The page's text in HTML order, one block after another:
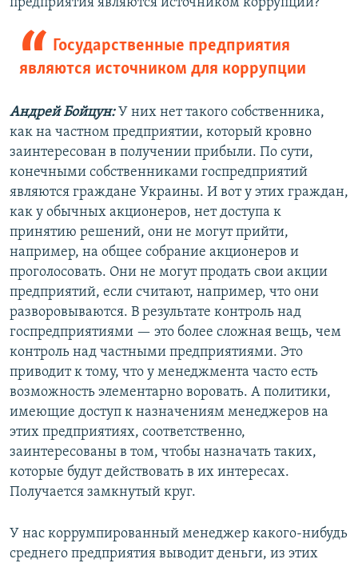
предприятия являются источником коррупции?
Государственные предприятия
являются источником для коррупции
Андрей Бойцун:У них нет такого собственника,
как на частном предприятии, который кровно
заинтересован в получении прибыли. По сути,
конечными собственниками госпредприятий
являются граждане Украины. И вот у этих граждан,
как у обычных акционеров, нет доступа к
принятию решений, они не могут прийти,
например, на общее собрание акционеров и
проголосовать. Они не могут продать свои акции
предприятий, если считают, например, что они
разворовываются. В результате контроль над
госпредприятиями — это более сложная вещь, чем
контроль над частными предприятиями. Это
приводит к тому, что у менеджмента часто есть
возможность элементарно воровать. А политики,
имеющие доступ к назначениям менеджеров на
этих предприятиях, соответственно,
заинтересованы в том, чтобы назначать таких,
которые будут действовать в их интересах.
Получается замкнутый круг.
У нас коррумпированный менеджер какого-нибудь
среднего предприятия выводит деньги, из этих